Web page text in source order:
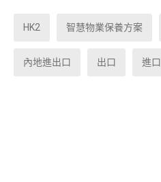
HK2 智慧物業保養方案
內地進出口 出口 進口